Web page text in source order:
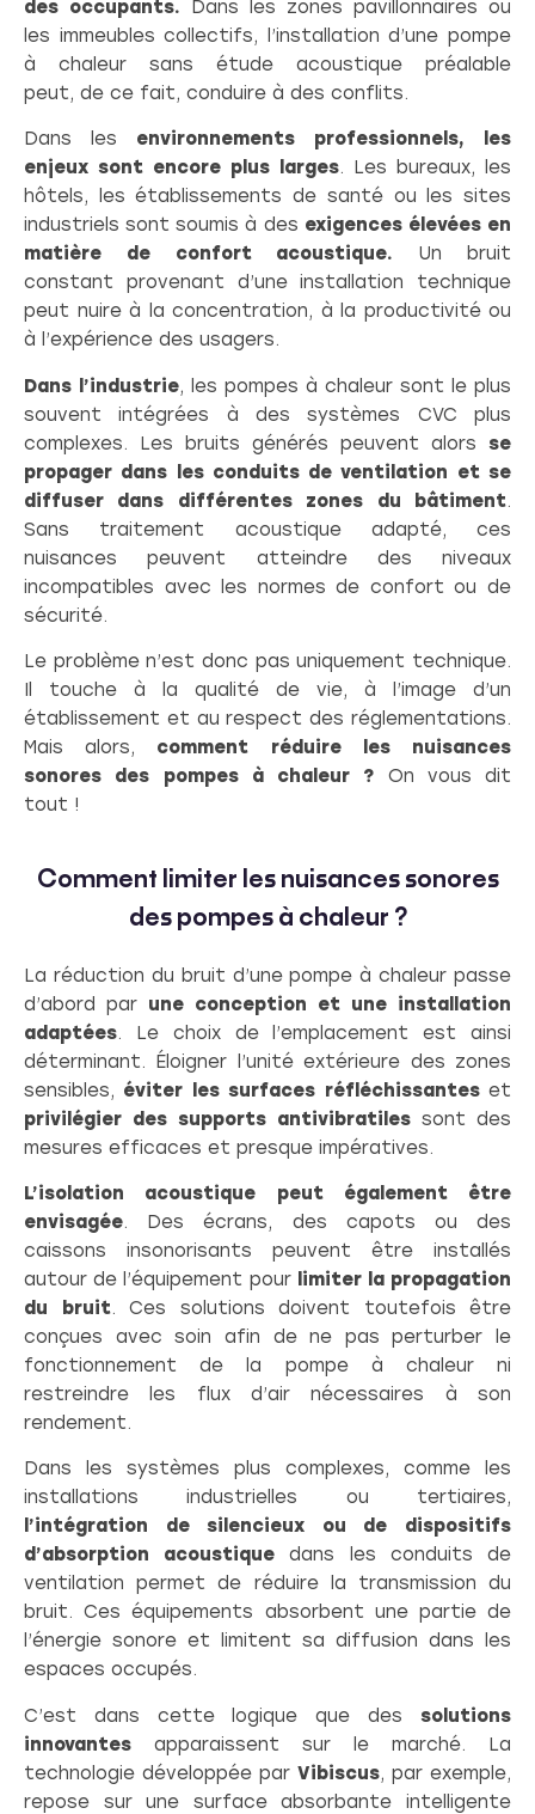
des occupants. Dans les zones pavillonnaires ou
les immeubles collectifs, l’installation d’une pompe
à chaleur sans étude acoustique préalable
peut, de ce fait, conduire à des conflits.
Dans les environnements professionnels, les
enjeux sont encore plus larges. Les bureaux, les
hôtels, les établissements de santé ou les sites
industriels sont soumis à des exigences élevées en
matière de confort acoustique. Un bruit
constant provenant d’une installation technique
peut nuire à la concentration, à la productivité ou
à l’expérience des usagers.
Dans l’industrie, les pompes à chaleur sont le plus
souvent intégrées à des systèmes CVC plus
complexes. Les bruits générés peuvent alors se
propager dans les conduits de ventilation et se
diffuser dans différentes zones du bâtiment.
Sans traitement acoustique adapté, ces
nuisances peuvent atteindre des niveaux
incompatibles avec les normes de confort ou de
sécurité.
Le problème n’est donc pas uniquement technique.
Il touche à la qualité de vie, à l’image d’un
établissement et au respect des réglementations.
Mais alors, comment réduire les nuisances
sonores des pompes à chaleur ? On vous dit
tout !
Comment limiter les nuisances sonores
des pompes à chaleur ?
La réduction du bruit d’une pompe à chaleur passe
d’abord par une conception et une installation
adaptées. Le choix de l’emplacement est ainsi
déterminant. Éloigner l’unité extérieure des zones
sensibles, éviter les surfaces réfléchissanteset
privilégier des supports antivibratiles sont des
mesures efficaces et presque impératives.
L’isolation acoustique peut également être
envisagée. Des écrans, des capots ou des
caissons insonorisants peuvent être installés
autour de l’équipement pour limiter la propagation
du bruit. Ces solutions doivent toutefois être
conçues avec soin afin de ne pas perturber le
fonctionnement de la pompe à chaleur ni
restreindre les flux d’air nécessaires à son
rendement.
Dans les systèmes plus complexes, comme les
installations industrielles ou tertiaires,
l’intégration de silencieux ou de dispositifs
d’absorption acoustique dans les conduits de
ventilation permet de réduire la transmission du
bruit. Ces équipements absorbent une partie de
l’énergie sonore et limitent sa diffusion dans les
espaces occupés.
C’est dans cette logique que des solutions
innovantes apparaissent sur le marché. La
technologie développée par Vibiscus, par exemple,
repose sur une surface absorbante intelligente